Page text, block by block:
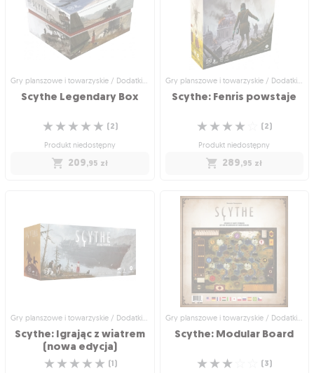
Planuj, podbijaj, zwyciężaj!
☆
☆
☆
☆
☆ (8)
Produkt niedostępny
449
Graj na dużej planszy!
☆
☆
☆
☆
☆ 5)
Produkt niedostępny
54,95
Gry planszowe i towarzyskie / Dodatki do gier
Scythe LegendaryBox
☆
☆
☆
☆
☆ (2)
Produkt niedostępny
209,95 zł
Pięknie ilustrowane pudełko na grę
Scythe i 3 duże dodatki
☆
☆
☆
☆
☆ (2)
Gry planszowe i towarzyskie / Dodatki do gier
Scythe:Fenris powstaje
☆
☆
☆
☆ (2)
Produkt niedostępny
289,95 zł
do gier
Scythe: Fenris powstaje
Ostatnie rozszerzenie do uwielbianej
gry ekonomicznej
☆
☆
☆
☆
☆ (2)
Produkt niedostępny
289,95 zł
Gry planszowe i towarzyskie / Dodatki do gier
Scythe: Igrając z wiatrem
(nowa edycja)
☆
☆
☆
☆
☆ (1)
Gry planszowe i towarzyskie / Dodatki do gier
Scythe:ModularBoard
☆
☆
☆ (3)